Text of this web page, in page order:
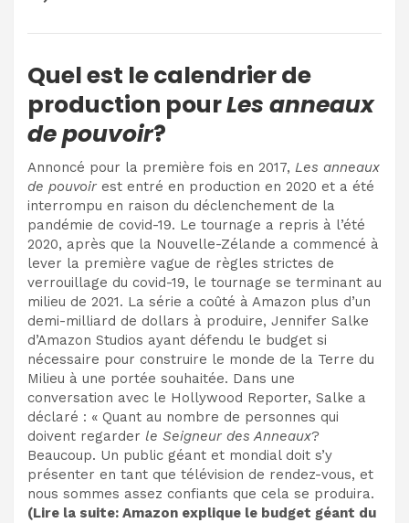
Quel est le calendrier de
production pourLes anneaux
de pouvoir?
Annoncé pour la première fois en 2017, Les anneaux
de pouvoir est entré en production en 2020 et a été
interrompu en raison du déclenchement de la
pandémie de covid-19. Le tournage a repris à l’été
2020, après que la Nouvelle-Zélande a commencé à
lever la première vague de règles strictes de
verrouillage du covid-19, le tournage se terminant au
milieu de 2021. La série a coûté à Amazon plus d’un
demi-milliard de dollars à produire, Jennifer Salke
d’Amazon Studios ayant défendu le budget si
nécessaire pour construire le monde de la Terre du
Milieu à une portée souhaitée. Dans une
conversation avec le Hollywood Reporter, Salke a
déclaré : « Quant au nombre de personnes qui
doivent regarder le Seigneur des Anneaux?
Beaucoup. Un public géant et mondial doit s’y
présenter en tant que télévision de rendez-vous, et
nous sommes assez confiants que cela se produira.
(Lire la suite: Amazon explique le budget géant du